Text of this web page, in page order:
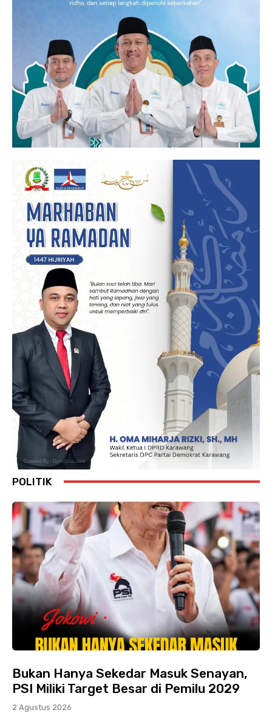
POLITIK
Bukan Hanya Sekedar Masuk Senayan,
PSI Miliki Target Besar di Pemilu 2029
2 Agustus 2026